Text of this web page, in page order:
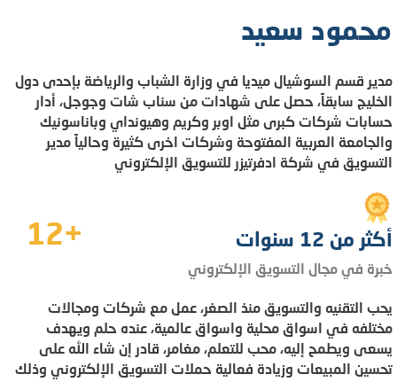
محمود سعيد
مدير قسم السوشيال ميديا في وزارة الشباب والرياضة بإحدى دول
الخليج سابقاً، حصل على شهادات من سناب شات وجوجل، أدار
حسابات شركات كبرى مثل اوبر وكريم وهيونداي وباناسونيك
والجامعة العربية المفتوحة وشركات اخرى كثيرة وحالياً مدير
التسويق في شركة ادفرتيزر للتسويق الإلكتروني
أكثر من 12 سنوات
خبرة في مجال التسويق الإلكتروني
+12
يحب التقنيه والتسويق منذ الصغر، عمل مع شركات ومجالات
مختلفه في اسواق محلية واسواق عالمية، عنده حلم ويهدف
يسعى ويطمح إليه، محب للتعلم، مغامر، قادر إن شاء الله على
تحسين المبيعات وزيادة فعالية حملات التسويق الإلكتروني وذلك